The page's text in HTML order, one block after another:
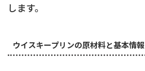
します。
ウイスキープリンの原材料と基本情報